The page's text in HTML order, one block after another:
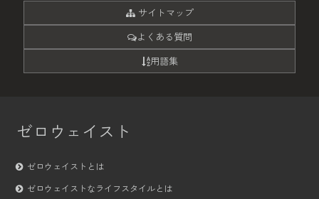
サイトマップ
よくある質問
用語集
ゼロウェイスト
ゼロウェイストとは
ゼロウェイストなライフスタイルとは